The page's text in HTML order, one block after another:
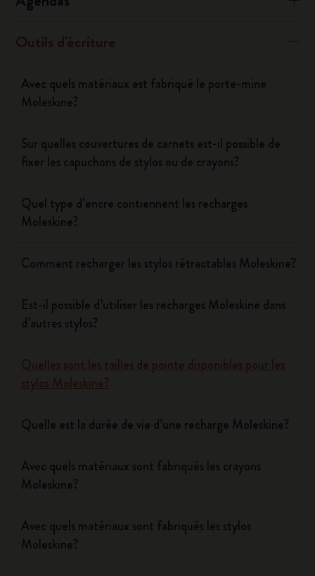
Outils d'écriture
Avec quels matériaux est fabriqué le porte-mine
Moleskine?
Sur quelles couvertures de carnets est-il possible de
fixer les capuchons de stylos ou de crayons?
Quel type d’encre contiennent les recharges
Moleskine?
Comment recharger les stylos rétractables Moleskine?
Est-il possible d’utiliser les recharges Moleskine dans
d’autres stylos?
Quelles sont les tailles de pointe disponibles pour les
stylos Moleskine?
Quelle est la durée de vie d’une recharge Moleskine?
Avec quels matériaux sont fabriqués les crayons
Moleskine?
Avec quels matériaux sont fabriqués les stylos
Moleskine?